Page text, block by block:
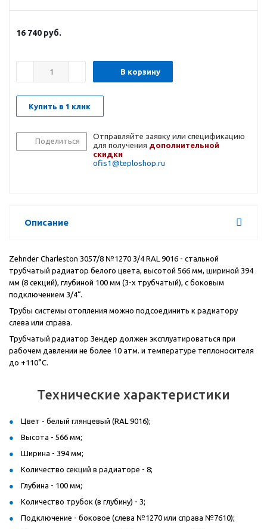
16 740 руб.
В корзину
Купить в 1 клик
Поделиться
Отправляйте заявку или спецификацию
для получения дополнительной
скидки
ofis1@teploshop.ru
Описание
Zehnder Charleston 3057/8 №1270 3/4 RAL 9016 - стальной
трубчатый радиатор белого цвета, высотой 566 мм, шириной 394
мм (8 секций), глубиной 100 мм (3-х трубчатый), с боковым
подключением 3/4“.
Трубы системы отопления можно подсоединить к радиатору
слева или справа.
Трубчатый радиатор Зендер должен эксплуатироваться при
рабочем давлении не более 10 атм. и температуре теплоносителя
до +110°C.
Технические характеристики
Цвет - белый глянцевый (RAL 9016);
Высота - 566 мм;
Ширина - 394 мм;
Количество секций в радиаторе - 8;
Глубина - 100 мм;
Количество трубок (в глубину) - 3;
Подключение - боковое (слева №1270 или справа №7610);